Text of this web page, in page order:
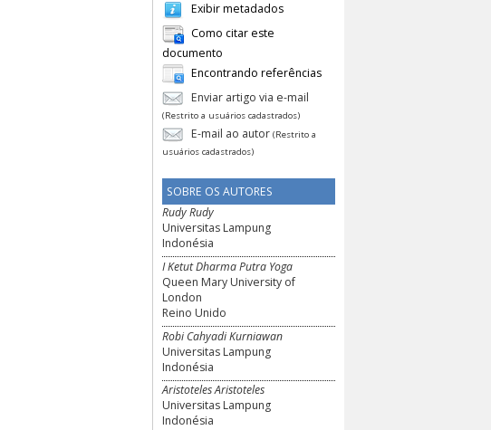
Exibir metadados
Como citar este
documento
Encontrando referências
Enviar artigo via e-mail
(Restrito a usuários cadastrados)
E-mail ao autor (Restrito a
usuários cadastrados)
SOBRE OS AUTORES
Rudy Rudy
Universitas Lampung
Indonésia
I Ketut Dharma Putra Yoga
Queen Mary University of
London
Reino Unido
Robi Cahyadi Kurniawan
Universitas Lampung
Indonésia
Aristoteles Aristoteles
Universitas Lampung
Indonésia